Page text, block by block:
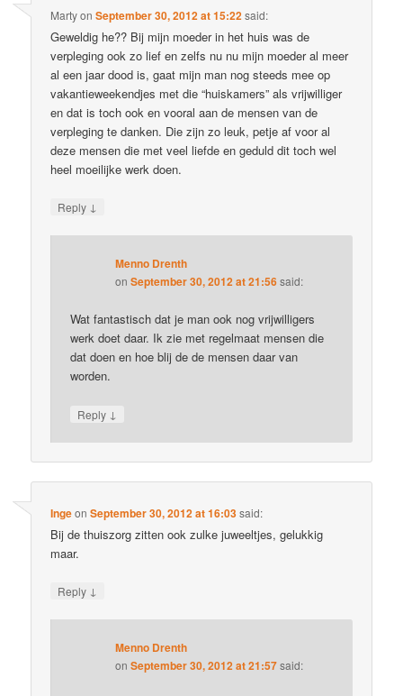
MartyonSeptember 30, 2012 at 15:22said:
Geweldig he?? Bij mijn moeder in het huis was de
verpleging ook zo lief en zelfs nu nu mijn moeder al meer
al een jaar dood is, gaat mijn man nog steeds mee op
vakantieweekendjes met die “huiskamers” als vrijwilliger
en dat is toch ook en vooral aan de mensen van de
verpleging te danken. Die zijn zo leuk, petje af voor al
deze mensen die met veel liefde en geduld dit toch wel
heel moeilijke werk doen.
Reply ↓
Menno Drenth
onSeptember 30, 2012 at 21:56said:
Wat fantastisch dat je man ook nog vrijwilligers
werk doet daar. Ik zie met regelmaat mensen die
dat doen en hoe blij de de mensen daar van
worden.
Reply ↓
IngeonSeptember 30, 2012 at 16:03said:
Bij de thuiszorg zitten ook zulke juweeltjes, gelukkig
maar.
Reply ↓
Menno Drenth
onSeptember 30, 2012 at 21:57said: